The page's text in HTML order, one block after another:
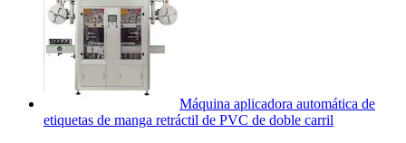
Máquina aplicadora automática de
etiquetas de manga retráctil de PVC de doble carril